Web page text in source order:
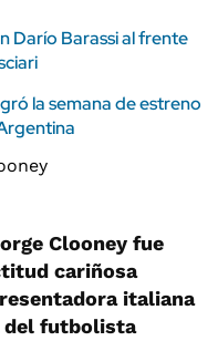
Darío Barassi al frente
la semana de estreno
Clooney fue
cariñosa
italiana
del futbolista